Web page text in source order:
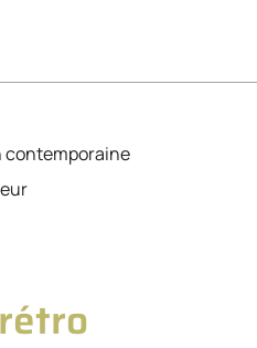
contemporaine